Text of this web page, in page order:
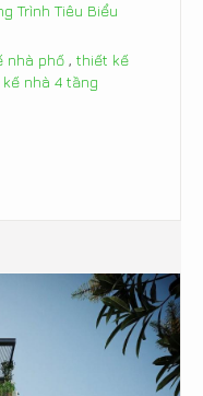
Trình Tiêu Biểu
nhà phố, thiết kế
nhà 4 tầng